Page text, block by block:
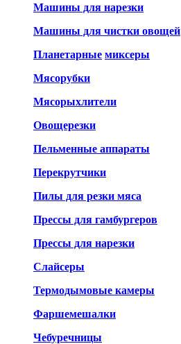
Машины для нарезки
Машины для чистки овощей
Планетарные миксеры
Мясорубки
Мясорыхлители
Овощерезки
Пельменные аппараты
Перекрутчики
Пилы для резки мяса
Прессы для гамбургеров
Прессы для нарезки
Слайсеры
Термодымовые камеры
Фаршемешалки
Чебуречницы